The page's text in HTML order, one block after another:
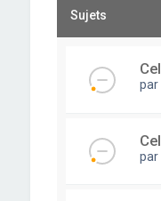
Sujets
par
par